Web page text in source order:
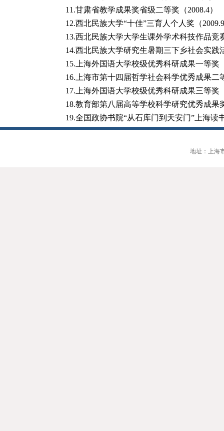
11.甘肃省教学成果奖省级二等奖（2008.4）
12.西北民族大学“十佳”三育人个人奖（2009.9
13.西北民族大学大学生课外学术科技作品竞
14.西北民族大学研究生暑期三下乡社会实践
15.上海外国语大学校级优秀科研成果一等奖
16.上海市第十四届哲学社会科学优秀成果二
17.上海外国语大学校级优秀科研成果三等奖
18.教育部第八届高等学校科学研究优秀成果
19.全国政协书院“从石库门到天安门”上海读
地址：上海